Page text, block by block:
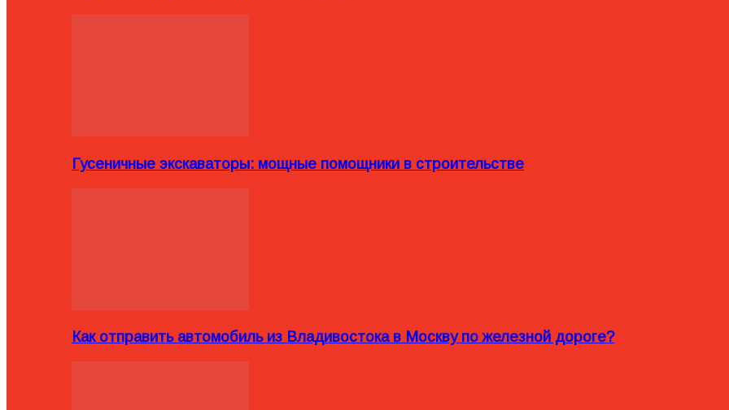
Гусеничные экскаваторы: мощные помощники в строительстве
Как отправить автомобиль из Владивостока в Москву по железной дороге?